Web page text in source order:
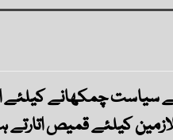
سیاست چمکھانے کیلئے